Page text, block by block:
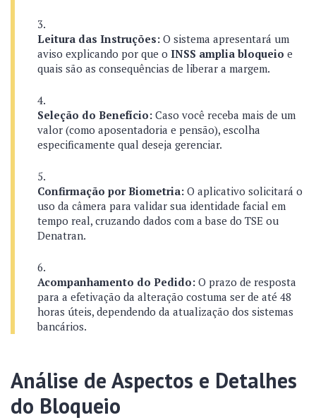
Leitura das Instruções: O sistema apresentará um
aviso explicando por que o INSS amplia bloqueio e
quais são as consequências de liberar a margem.
Seleção do Benefício: Caso você receba mais de um
valor (como aposentadoria e pensão), escolha
especificamente qual deseja gerenciar.
Confirmação por Biometria: O aplicativo solicitará o
uso da câmera para validar sua identidade facial em
tempo real, cruzando dados com a base do TSE ou
Denatran.
Acompanhamento do Pedido: O prazo de resposta
para a efetivação da alteração costuma ser de até 48
horas úteis, dependendo da atualização dos sistemas
bancários.
Análise de Aspectos e Detalhes
do Bloqueio